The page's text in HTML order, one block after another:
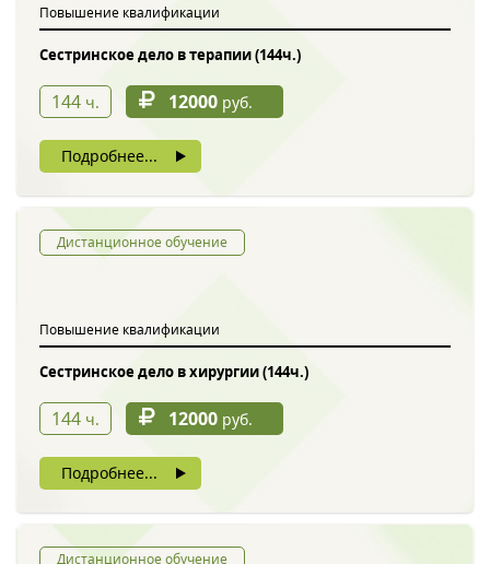
Повышение квалификации
Сестринское дело в терапии (144ч.)
144 ч. 12000 руб.
Подробнее...
Дистанционное обучение
Повышение квалификации
Сестринское дело в хирургии (144ч.)
144 ч. 12000 руб.
Подробнее...
Дистанционное обучение